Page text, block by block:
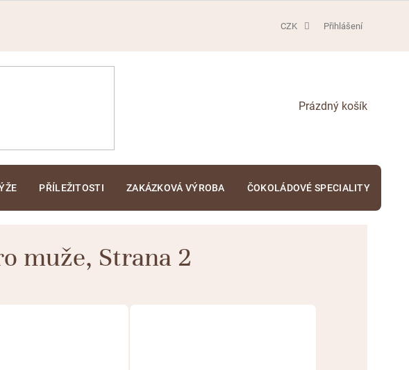
CZK Přihlášení
NÁKUPNÍ
PŘÍLEŽITOSTI ZAKÁZKOVÁ VÝROBA ČOKOLÁDOVÉ SPECIALITY
muže, Strana 2